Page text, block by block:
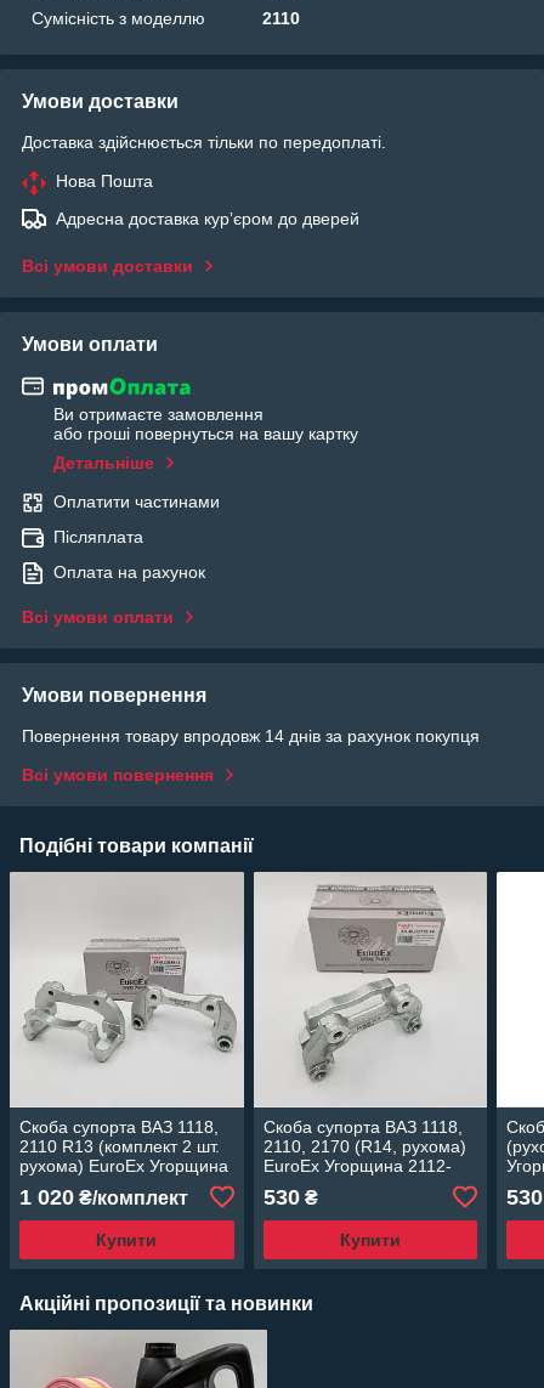
Сумісність з моделлю
2110
Умови доставки
Доставка здійснюється тільки по передоплаті.
Нова Пошта
Адресна доставка курʼєром до дверей
Всі умови доставки
Умови оплати
Ви отримаєте замовлення
або гроші повернуться на вашу картку
Детальніше
Оплатити частинами
Післяплата
Оплата на рахунок
Всі умови оплати
Умови повернення
Повернення товару впродовж 14 днів за рахунок покупця
Всі умови повернення
Подібні товари компанії
Скоба супорта ВАЗ 1118,
2110 R13 (комплект 2 шт.
рухома) EuroEx Угорщина
1 020 ₴/комплект
Купити
Скоба супорта ВАЗ 1118,
2110, 2170 (R14, рухома)
EuroEx Угорщина 2112-
530₴
Купити
530
Акційні пропозиції та новинки